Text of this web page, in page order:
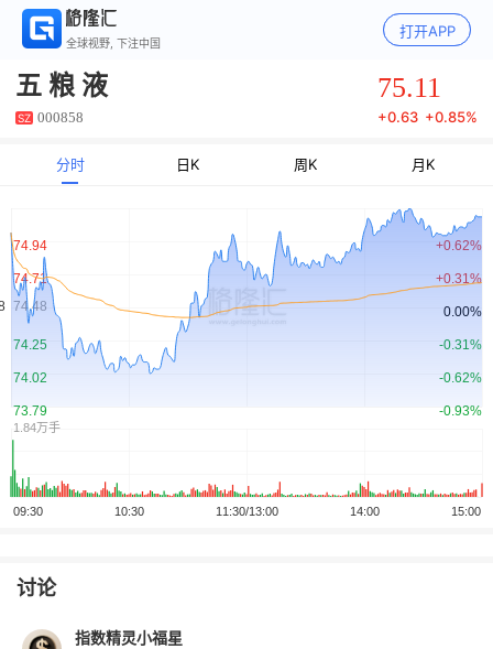
全球视野, 下注中国
打开APP
五 粮 液
SZ 000858
75.11
+0.63 +0.85%
分时 日K 周K 月K
讨论
指数精灵小福星